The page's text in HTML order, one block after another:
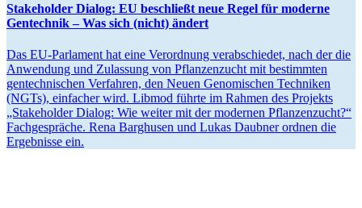
Stake­holder Dialog: EU beschließt neue Regel für moderne
Gentechnik – Was sich (nicht) ändert
Das EU-Parlament hat eine Verordnung verab­schiedet, nach der die
Anwendung und Zulassung von Pflan­zen­zucht mit bestimmten
gentech­ni­schen Verfahren, den Neuen Genomi­schen Techniken
(NGTs), einfacher wird. Libmod führte im Rahmen des Projekts
„Stake­holder Dialog: Wie weiter mit der modernen Pflan­zen­zucht?“
Fachge­spräche. Rena Barghusen und Lukas Daubner ordnen die
Ergeb­nisse ein.